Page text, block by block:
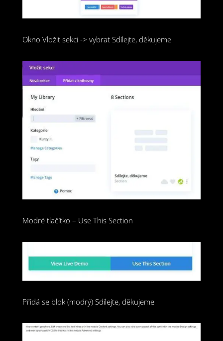
Okno Vložit sekci -> vybrat Sdílejte, děkujeme
Modré tlačítko – Use This Section
Přidá se blok (modrý) Sdílejte, děkujeme